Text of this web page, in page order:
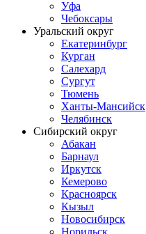
Уфа
Чебоксары
Уральский округ
Екатеринбург
Курган
Салехард
Сургут
Тюмень
Ханты-Мансийск
Челябинск
Сибирский округ
Абакан
Барнаул
Иркутск
Кемерово
Красноярск
Кызыл
Новосибирск